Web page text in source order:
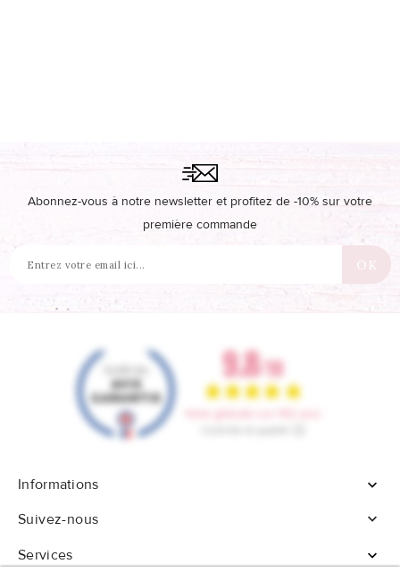
Abonnez-vous à notre newsletter et profitez de -10% sur votre
première commande
Informations

Suivez-nous

Services
